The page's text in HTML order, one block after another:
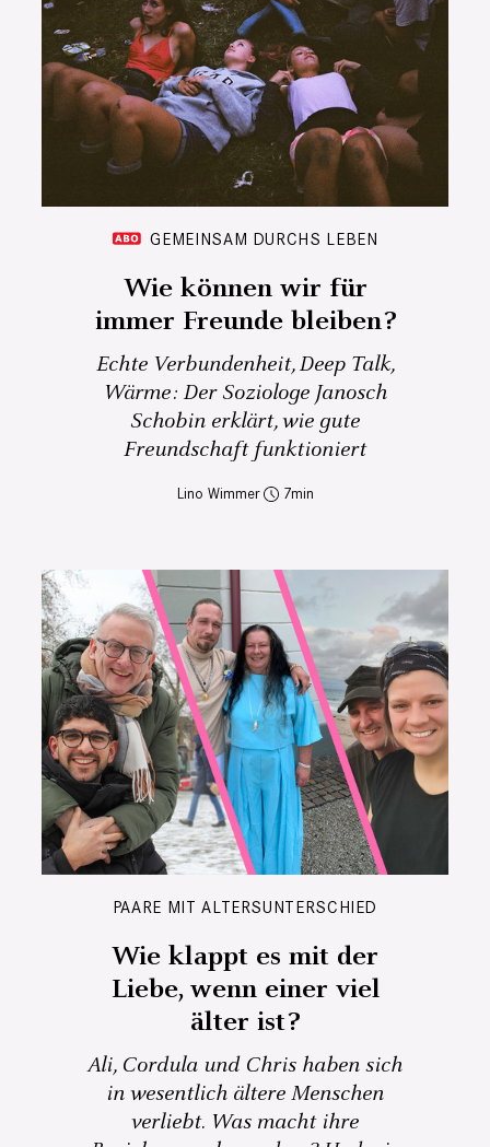
GEMEINSAM DURCHS LEBEN
Wie können wir für
immer Freunde bleiben?
Echte Verbundenheit, Deep Talk,
Wärme: Der Soziologe Janosch
Schobin erklärt, wie gute
Freundschaft funktioniert
Lino Wimmer 7
PAARE MIT ALTERSUNTERSCHIED
Wie klappt es mit der
Liebe, wenn einer viel
älter ist?
Ali, Cordula und Chris haben sich
in wesentlich ältere Menschen
verliebt. Was macht ihre